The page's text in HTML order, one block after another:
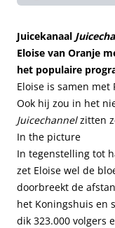
Juicekanaal
Eloise van Oranje
het populaire
Eloise is samen
Ook hij zou in het
Juicechannelzitten
In the picture
In tegenstelling tot
zet Eloise wel de
doorbreekt de
het Koningshuis en
dik 323.000 volgers